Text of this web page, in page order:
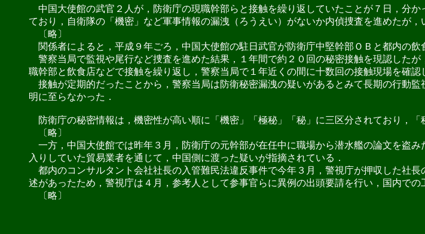
中国大使館の武官２人が，防衛庁の現職幹部らと接触を繰り返していたことが７日，分
ており，自衛隊の「機密」など軍事情報の漏洩（ろうえい）がないか内偵捜査を進めたが
〔略〕
関係者によると，平成９年ごろ，中国大使館の駐日武官が防衛庁中堅幹部ＯＢと都内の飲
警察当局で監視や尾行など捜査を進めた結果，１年間で約２０回の秘密接触を現認した
職幹部と飲食店などで接触を繰り返し，警察当局で１年近くの間に十数回の接触現場を確認
接触が定期的だったことから，警察当局は防衛秘密漏洩の疑いがあるとみて長期の行動
明に至らなかった．
防衛庁の秘密情報は，機密性が高い順に「機密」「極秘」「秘」に三区分されており，
〔略〕
一方，中国大使館では昨年３月，防衛庁の元幹部が在任中に職場から潜水艦の論文を盗
入りしていた貿易業者を通じて，中国側に渡った疑いが指摘されている．
都内のコンサルタント会社社長の入管難民法違反事件で今年３月，警視庁が押収した社
述があったため，警視庁は４月，参考人として参事官らに異例の出頭要請を行い，国内での
〔略〕